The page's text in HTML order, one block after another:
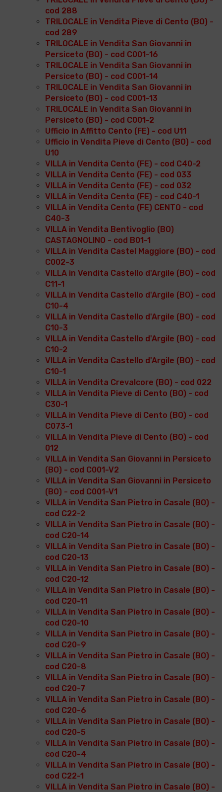
cod 288
TRILOCALE in Vendita Pieve di Cento (BO) -
cod 289
TRILOCALE in Vendita San Giovanni in
Persiceto (BO) - cod C001-16
TRILOCALE in Vendita San Giovanni in
Persiceto (BO) - cod C001-14
TRILOCALE in Vendita San Giovanni in
Persiceto (BO) - cod C001-13
TRILOCALE in Vendita San Giovanni in
Persiceto (BO) - cod C001-2
Ufficio in Affitto Cento (FE) - cod U11
Ufficio in Vendita Pieve di Cento (BO) - cod
U10
VILLA in Vendita Cento (FE) - cod C40-2
VILLA in Vendita Cento (FE) - cod 033
VILLA in Vendita Cento (FE) - cod 032
VILLA in Vendita Cento (FE) - cod C40-1
VILLA in Vendita Cento (FE) CENTO - cod
C40-3
VILLA in Vendita Bentivoglio (BO)
CASTAGNOLINO - cod B01-1
VILLA in Vendita Castel Maggiore (BO) - cod
C002-3
VILLA in Vendita Castello d'Argile (BO) - cod
C11-1
VILLA in Vendita Castello d'Argile (BO) - cod
C10-4
VILLA in Vendita Castello d'Argile (BO) - cod
C10-3
VILLA in Vendita Castello d'Argile (BO) - cod
C10-2
VILLA in Vendita Castello d'Argile (BO) - cod
C10-1
VILLA in Vendita Crevalcore (BO) - cod 022
VILLA in Vendita Pieve di Cento (BO) - cod
C30-1
VILLA in Vendita Pieve di Cento (BO) - cod
C073-1
VILLA in Vendita Pieve di Cento (BO) - cod
012
VILLA in Vendita San Giovanni in Persiceto
(BO) - cod C001-V2
VILLA in Vendita San Giovanni in Persiceto
(BO) - cod C001-V1
VILLA in Vendita San Pietro in Casale (BO) -
cod C22-2
VILLA in Vendita San Pietro in Casale (BO) -
cod C20-14
VILLA in Vendita San Pietro in Casale (BO) -
cod C20-13
VILLA in Vendita San Pietro in Casale (BO) -
cod C20-12
VILLA in Vendita San Pietro in Casale (BO) -
cod C20-11
VILLA in Vendita San Pietro in Casale (BO) -
cod C20-10
VILLA in Vendita San Pietro in Casale (BO) -
cod C20-9
VILLA in Vendita San Pietro in Casale (BO) -
cod C20-8
VILLA in Vendita San Pietro in Casale (BO) -
cod C20-7
VILLA in Vendita San Pietro in Casale (BO) -
cod C20-6
VILLA in Vendita San Pietro in Casale (BO) -
cod C20-5
VILLA in Vendita San Pietro in Casale (BO) -
cod C20-4
VILLA in Vendita San Pietro in Casale (BO) -
cod C22-1
VILLA in Vendita San Pietro in Casale (BO) -